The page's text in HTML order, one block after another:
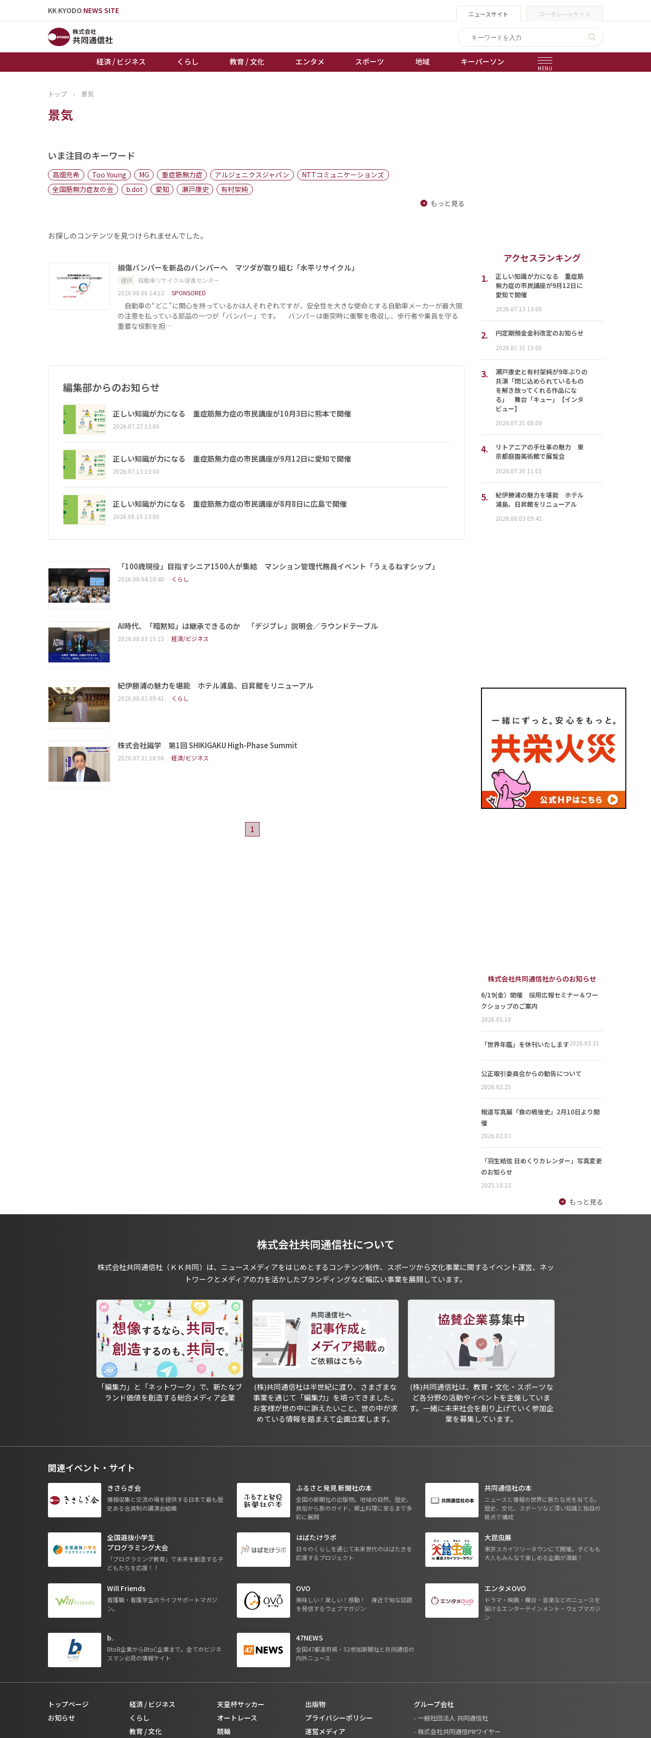
KK KYODO NEWS SITE ニュースサイト コーポレートサイト
経済 / ビジネス くらし 教育 / 文化 エンタメ スポーツ 地域 キーパーソン
MENU
地域
キーパーソン
棋王戦
トップ › 景気
景気
いま注目のキーワード
高畑充希 Too Young MG 重症筋無力症 アルジェニクスジャパン
NTTコミュニケーションズ
全国筋無力症友の会
b.dot 愛知 瀬戸康史
有村架純
もっと見る
お探しのコンテンツを見つけられませんでした。
損傷バンパーを新品のバンパーへ マツダが取り組む「水平リサイクル」
提供
自動車リサイクル促進センター
2026.08.06 14:12
SPONSORED
自動車の“どこ”に関心を持っているかは人それぞれですが、安全性を大きな使命とする自動車メーカーが最大限
の注意を払っている部品の一つが「バンパー」です。 バンパーは衝突時に衝撃を吸収し、歩行者や乗員を守る
重要な役割を担…
編集部からのお知らせ
正しい知識が力になる 重症筋無力症の市民講座が10月3日に熊本で開催
2026.07.27 13:00
正しい知識が力になる 重症筋無力症の市民講座が9月12日に愛知で開催
2026.07.13 13:00
正しい知識が力になる 重症筋無力症の市民講座が8月8日に広島で開催
2026.06.15 13:00
「100歳現役」目指すシニア1500人が集結 マンション管理代務員イベント「うぇるねすシップ」
2026.08.04 10:48 くらし
AI時代、「暗黙知」は継承できるのか 「デジブレ」説明会／ラウンドテーブル
2026.08.03 15:15 経済/ビジネス
紀伊勝浦の魅力を堪能 ホテル浦島、日昇館をリニューアル
2026.08.03 09:41 くらし
株式会社識学 第1回 SHIKIGAKU High-Phase Summit
2026.07.31 16:56 経済/ビジネス
1
アクセスランキング
1.
正しい知識が力になる 重症筋
無力症の市民講座が9月12日に
愛知で開催
2026.07.13 13:00
2. 円定期預金金利改定のお知らせ
2026.07.31 15:00
3.
瀬戸康史と有村架純が9年ぶりの
共演「閉じ込められているもの
を解き放ってくれる作品にな
る」 舞台「キュー」【インタ
ビュー】
2026.07.31 08:00
4.
リトアニアの手仕事の魅力 東
京都庭園美術館で展覧会
2026.07.30 11:01
5.
紀伊勝浦の魅力を堪能 ホテル
浦島、日昇館をリニューアル
2026.08.03 09:41
株式会社共同通信社からのお知らせ
6/19(金）開催 採用広報セミナー＆ワー
クショップのご案内
2026.05.10
「世界年鑑」を休刊いたします2026.03.31
公正取引委員会からの勧告について
2026.02.25
報道写真展「食の戦後史」2月10日より開
催
2026.02.03
「羽生結弦 日めくりカレンダー」写真変更
のお知らせ
2025.10.23
もっと見る
株式会社共同通信社について
株式会社共同通信社（ＫＫ共同）は、ニュースメディアをはじめとするコンテンツ制作、スポーツから文化事業に関するイベント運営、ネッ
トワークとメディアの力を活かしたブランディングなど幅広い事業を展開しています。
「編集力」と「ネットワーク」で、新たなブ
ランド価値を創造する総合メディア企業
(株)共同通信社は半世紀に渡り、さまざまな
事業を通じて「編集力」を培ってきました。
お客様が世の中に訴えたいこと、世の中が求
めている情報を踏まえて企画立案します。
(株)共同通信社は、教育・文化・スポーツな
ど各分野の活動やイベントを主催していま
す。一緒に未来社会を創り上げていく参加企
業を募集しています。
関連イベント・サイト
きさらぎ会
情報収集と交流の場を提供する日本で最も歴
史ある会員制の講演会組織
ふるさと発見 新聞社の本
全国の新聞社の出版物。地域の自然、歴史、
民俗から旅のガイド、郷土料理に至るまで多
彩に展開
共同通信社の本
ニュースと情報の世界に新たな光を当てる。
歴史、文化、スポーツなど深い知識と独自の
視点で構成
全国選抜小学生
プログラミング大会
「プログラミング教育」で未来を創造する子
どもたちを応援！！
はばたけラボ
日々のくらしを通じて未来世代のはばたきを
応援するプロジェクト
大昆虫展
東京スカイツリータウンにて開催。子どもも
大人もみんなで楽しめる企画が満載！
Will Friends
看護職・看護学生のライフサポートマガジ
ン。
OVO
美味しい！楽しい！感動！ 身近で旬な話題
を発信するウェブマガジン
エンタメOVO
ドラマ・映画・舞台・音楽などのニュースを
届けるエンターテインメント・ウェブマガジ
ン
b.
BtoB企業からBtoC企業まで。全てのビジネ
スマン必見の情報サイト
47NEWS
全国47都道府県・52参加新聞社と共同通信の
内外ニュース
トップページ
お知らせ
経済 / ビジネス
くらし
教育 / 文化
天皇杯サッカー
オートレース
競輪
出版物
プライバシーポリシー
運営メディア
グループ会社
- 一般社団法人 共同通信社
- 株式会社共同通信PRワイヤー